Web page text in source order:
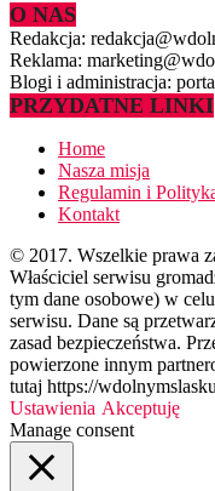
O NAS
Redakcja:
Reklama:
Blogi i administracja:
PRZYDATNE LINKI
Home
Nasza misja
Regulamin i
Kontakt
© 2017. Wszelkie prawa
Właściciel serwisu
tym dane osobowe) w
serwisu. Dane są
zasad bezpieczeństwa.
powierzone innym
tutaj https://
Ustawienia Akceptuję
Manage consent